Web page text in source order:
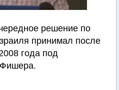
решение по
принимал после
года под
Фишера.